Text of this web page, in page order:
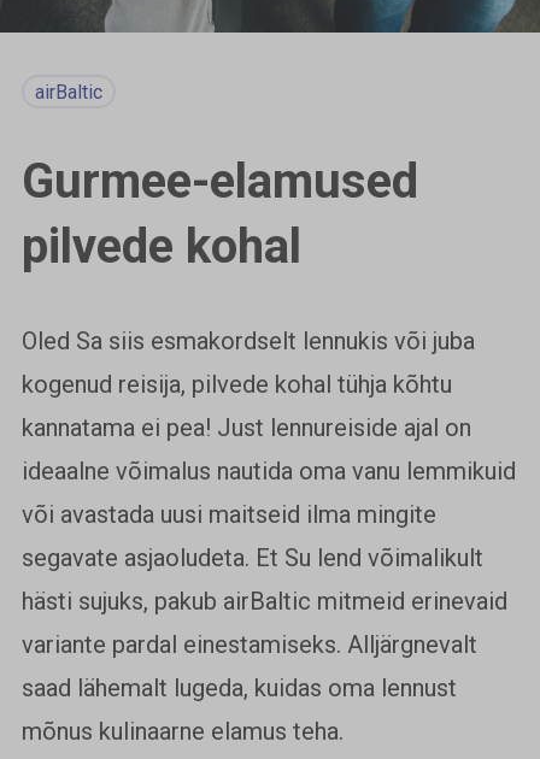
airBaltic
Gurmee-elamused
pilvede kohal
Oled Sa siis esmakordselt lennukis või juba
kogenud reisija, pilvede kohal tühja kõhtu
kannatama ei pea! Just lennureiside ajal on
ideaalne võimalus nautida oma vanu lemmikuid
või avastada uusi maitseid ilma mingite
segavate asjaoludeta. Et Su lend võimalikult
hästi sujuks, pakub airBaltic mitmeid erinevaid
variante pardal einestamiseks. Alljärgnevalt
saad lähemalt lugeda, kuidas oma lennust
mõnus kulinaarne elamus teha.